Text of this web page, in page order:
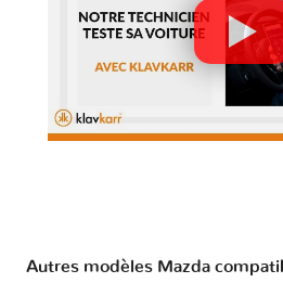
Autres modèles Mazda